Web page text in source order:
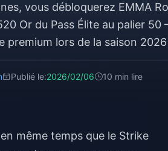
vous débloquerez EMMA
Or du Pass Élite au palier
lors de la saison
Publié le:2026/02/06 10 min lire
même temps que le Strike